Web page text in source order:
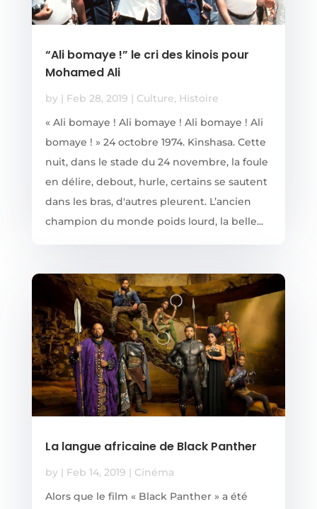
“Ali bomaye !” le cri des kinois pour
Mohamed Ali
by | Feb 28, 2019 | Culture, Histoire
« Ali bomaye ! Ali bomaye ! Ali bomaye ! Ali
bomaye ! » 24 octobre 1974. Kinshasa. Cette
nuit, dans le stade du 24 novembre, la foule
en délire, debout, hurle, certains se sautent
dans les bras, d'autres pleurent. L’ancien
champion du monde poids lourd, la belle...
La langue africaine de Black Panther
by | Feb 14, 2019 | Cinéma
Alors que le film « Black Panther » a été